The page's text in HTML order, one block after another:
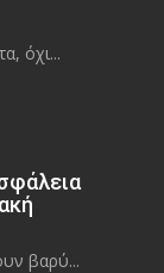
όχι...
βαρύ...